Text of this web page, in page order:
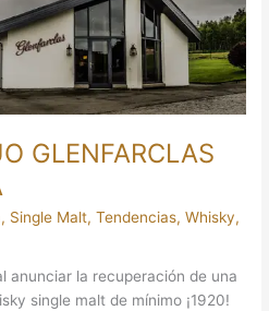
GLENFARCLAS
, Single Malt,Tendencias,Whisky,
anunciar la recuperación de una
single malt de mínimo ¡1920!